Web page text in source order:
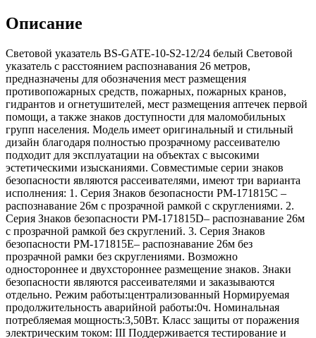
Описание
Световой указатель BS-GATE-10-S2-12/24 белый Световой
указатель с расстоянием распознавания 26 метров,
предназначены для обозначения мест размещения
противопожарных средств, пожарных, пожарных кранов,
гидрантов и огнетушителей, мест размещения аптечек первой
помощи, а также знаков доступности для маломобильных
групп населения. Модель имеет оригинальный и стильный
дизайн благодаря полностью прозрачному рассеивателю
подходит для эксплуатации на объектах с высокими
эстетическими изысканиями. Совместимые серии знаков
безопасности являются рассеивателями, имеют три варианта
исполнения: 1. Серия Знаков безопасности PM-171815C –
распознавание 26м с прозрачной рамкой с скруглениями. 2.
Серия Знаков безопасности PM-171815D– распознавание 26м
с прозрачной рамкой без скруглений. 3. Серия Знаков
безопасности PM-171815E– распознавание 26м без
прозрачной рамки без скруглениями. Возможно
одностороннее и двухстороннее размещение знаков. Знаки
безопасности являются рассеивателями и заказываются
отдельно. Режим работы:централизованный Нормируемая
продолжительность аварийной работы:0ч. Номинальная
потребляемая мощность:3,50Вт. Класс защиты от поражения
электрическим током: III Поддерживается тестирование и